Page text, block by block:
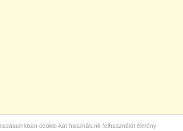
cookie-kat használunk felhasználói élmény